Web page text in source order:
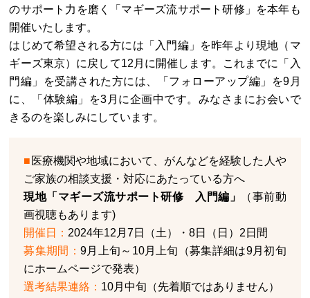
のサポート力を磨く「マギーズ流サポート研修」を本年も
開催いたします。
はじめて希望される方には「入門編」を昨年より現地（マ
ギーズ東京）に戻して12月に開催します。これまでに「入
門編」を受講された方には、「フォローアップ編」を9月
に、「体験編」を3月に企画中です。みなさまにお会いで
きるのを楽しみにしています。
■ 医療機関や地域において、がんなどを経験した人や
ご家族の相談支援・対応にあたっている方へ
現地「マギーズ流サポート研修 入門編」
（事前動
画視聴もあります)
開催日： 2024年12月7日（土）・8日（日）2日間
募集期間： 9月上旬～10月上旬（募集詳細は9月初旬
にホームページで発表）
選考結果連絡： 10月中旬（先着順ではありません）